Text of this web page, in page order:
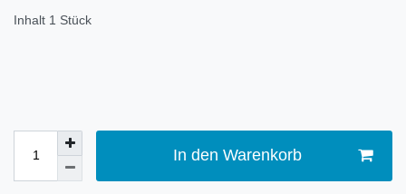
Inhalt 1 Stück
In den Warenkorb